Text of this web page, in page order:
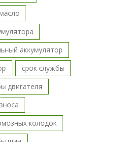
аккумулятор
срок службы
двигателя
колодок